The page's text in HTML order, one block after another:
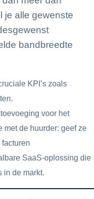
je alle gewenste
bandbreedte
KPI’s zoals
voor het
met de huurder: geef ze
SaaS-oplossing die
in de markt.